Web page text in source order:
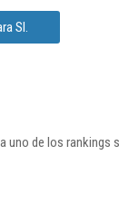
Sl.
uno de los rankings